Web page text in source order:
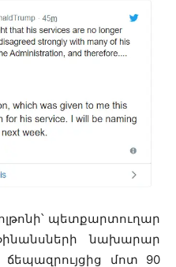
պետքարտուղար
նախարար
մոտ 90